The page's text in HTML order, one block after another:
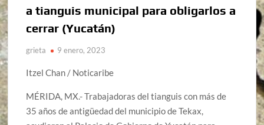
a tianguis municipal para obligarlos a
cerrar (Yucatán)
grieta 9 enero, 2023
Itzel Chan / Noticaribe
MÉRIDA, MX.- Trabajadoras del tianguis con más de
35 años de antigüedad del municipio de Tekax,